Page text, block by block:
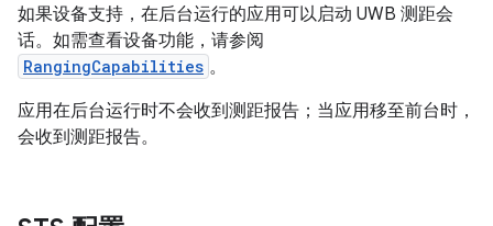
如果设备支持，在后台运行的应用可以启动 UWB 测距会
话。如需查看设备功能，请参阅
RangingCapabilities 。
应用在后台运行时不会收到测距报告；当应用移至前台时，
会收到测距报告。